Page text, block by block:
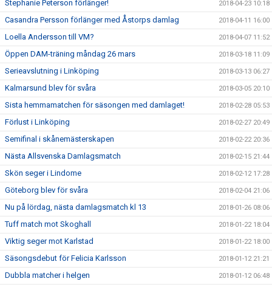
Stephanie Peterson förlänger! 2018-04-23 10:18
Casandra Persson förlänger med Åstorps damlag 2018-04-11 16:00
Loella Andersson till VM? 2018-04-07 11:52
Öppen DAM-träning måndag 26 mars 2018-03-18 11:09
Serieavslutning i Linköping 2018-03-13 06:27
Kalmarsund blev för svåra 2018-03-05 20:10
Sista hemmamatchen för säsongen med damlaget! 2018-02-28 05:53
Förlust i Linköping 2018-02-27 20:49
Semifinal i skånemästerskapen 2018-02-22 20:36
Nästa Allsvenska Damlagsmatch 2018-02-15 21:44
Skön seger i Lindome 2018-02-12 17:28
Göteborg blev för svåra 2018-02-04 21:06
Nu på lördag, nästa damlagsmatch kl 13 2018-01-26 08:06
Tuff match mot Skoghall 2018-01-22 18:04
Viktig seger mot Karlstad 2018-01-22 18:00
Säsongsdebut för Felicia Karlsson 2018-01-12 21:21
Dubbla matcher i helgen 2018-01-12 06:48